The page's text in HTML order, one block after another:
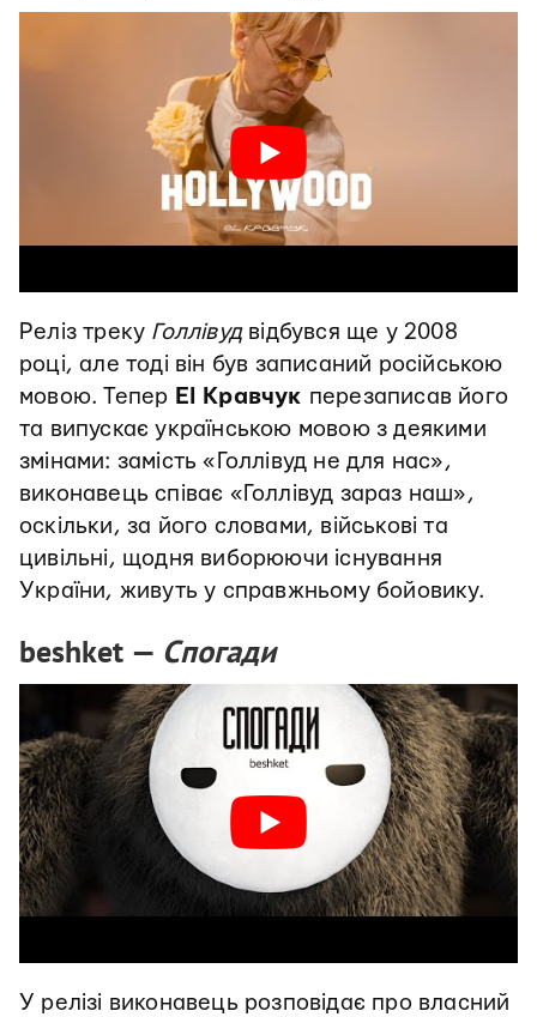
Реліз треку Голлівуд відбувся ще у 2008
році, але тоді він був записаний російською
мовою. Тепер El Кравчук перезаписав його
та випускає українською мовою з деякими
змінами: замість «Голлівуд не для нас»,
виконавець співає «Голлівуд зараз наш»,
оскільки, за його словами, військові та
цивільні, щодня виборюючи існування
України, живуть у справжньому бойовику.
beshket — Спогади
У релізі виконавець розповідає про власний